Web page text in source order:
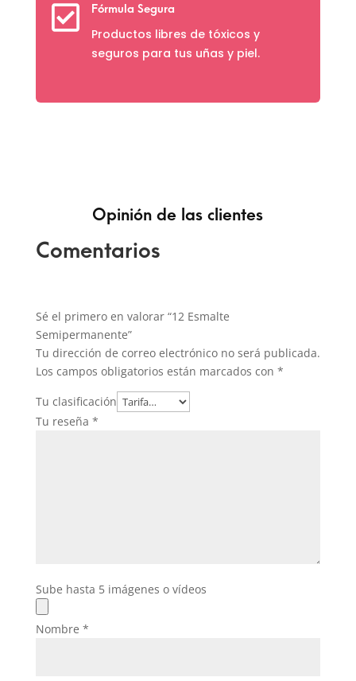
 Fórmula Segura
Productos libres de tóxicos y
seguros para tus uñas y piel.
Opinión de las clientes
Comentarios
Sé el primero en valorar “12 Esmalte
Semipermanente”
Tu dirección de correo electrónico no será publicada.
Los campos obligatorios están marcados con *
Tu clasificación
Tu reseña *
Sube hasta 5 imágenes o vídeos
Nombre *